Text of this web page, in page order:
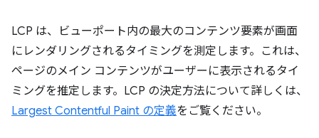
LCP は、ビューポート内の最大のコンテンツ要素が画面
にレンダリングされるタイミングを測定します。これは、
ページのメイン コンテンツがユーザーに表示されるタイ
ミングを推定します。LCP の決定方法について詳しくは、
Largest Contentful Paint の定義をご覧ください。